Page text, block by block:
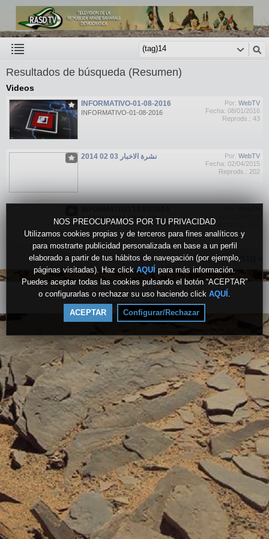
NOS PREOCUPAMOS POR TU PRIVACIDAD
Utilizamos cookies propias y de terceros para fines analíticos y
para mostrarte publicidad personalizada en base a un perfil
elaborado a partir de tus hábitos de navegación (por ejemplo,
páginas visitadas). Haz click AQUÍ para más información.
Puedes aceptar todas las cookies pulsando el botón “ACEPTAR”
o configurarlas o rechazar su uso haciendo click AQUÍ .
ACEPTAR Configurar/Rechazar
Resultados de búsqueda (Resumen)
Videos
Por: WebTV
Fecha: 08/01/2016
Reprods.: 43
INFORMATIVO-01-08-2016
INFORMATIVO-01-08-2016
Por: WebTV
Fecha: 02/04/2015
Reprods.: 202
نشرة الاخبار 03 02 2014
INFORMATIVO 18.01.2014
Más vídeos (511) >
Versión escritorio